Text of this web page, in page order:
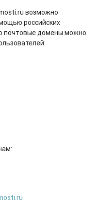
возможно
российских
почтовые домены можно